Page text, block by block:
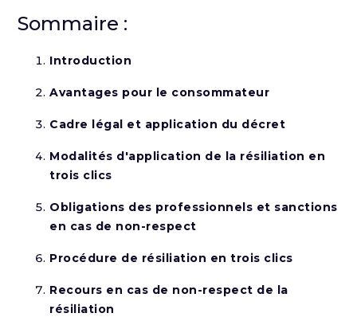
Sommaire :
Introduction
Avantages pour le consommateur
Cadre légal et application du décret
Modalités d'application de la résiliation en
trois clics
Obligations des professionnels et sanctions
en cas de non-respect
Procédure de résiliation en trois clics
Recours en cas de non-respect de la
résiliation